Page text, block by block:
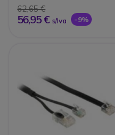
62,65 €
56,95 € s/Iva -9%